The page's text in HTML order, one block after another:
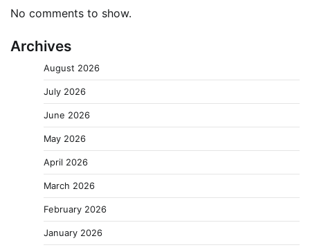
No comments to show.
Archives
August 2026
July 2026
June 2026
May 2026
April 2026
March 2026
February 2026
January 2026